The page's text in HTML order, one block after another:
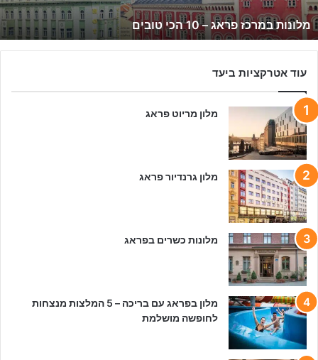
ר
כ
ז
פ
ג
–
כ
ב
מלונות במרכז פראג – 10 הכי טובים
עוד אטרקציות ביעד
מלון מריוט פראג
מלון גרנדיור פראג
מלונות כשרים בפראג
מלון בפראג עם בריכה – 5 המלצות מנצחות
לחופשה מושלמת